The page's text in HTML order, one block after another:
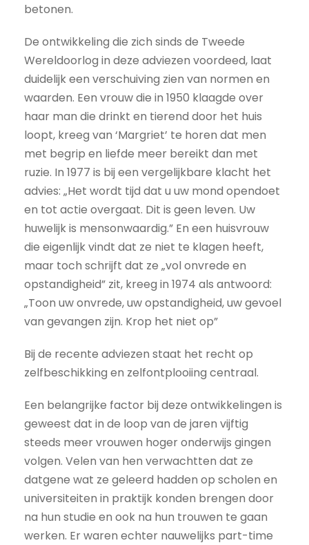
betonen.
De ontwikkeling die zich sinds de Tweede
Wereldoorlog in deze adviezen voordeed, laat
duidelijk een verschuiving zien van normen en
waarden. Een vrouw die in 1950 klaagde over
haar man die drinkt en tierend door het huis
loopt, kreeg van ‘Margriet’ te horen dat men
met begrip en liefde meer bereikt dan met
ruzie. In 1977 is bij een vergelijkbare klacht het
advies: „Het wordt tijd dat u uw mond opendoet
en tot actie overgaat. Dit is geen leven. Uw
huwelijk is mensonwaardig.” En een huisvrouw
die eigenlijk vindt dat ze niet te klagen heeft,
maar toch schrijft dat ze „vol onvrede en
opstandigheid” zit, kreeg in 1974 als antwoord:
„Toon uw onvrede, uw opstandigheid, uw gevoel
van gevangen zijn. Krop het niet op”
Bij de recente adviezen staat het recht op
zelfbeschikking en zelfontplooiing centraal.
Een belangrijke factor bij deze ontwikkelingen is
geweest dat in de loop van de jaren vijftig
steeds meer vrouwen hoger onderwijs gingen
volgen. Velen van hen verwachtten dat ze
datgene wat ze geleerd hadden op scholen en
universiteiten in praktijk konden brengen door
na hun studie en ook na hun trouwen te gaan
werken. Er waren echter nauwelijks part-time